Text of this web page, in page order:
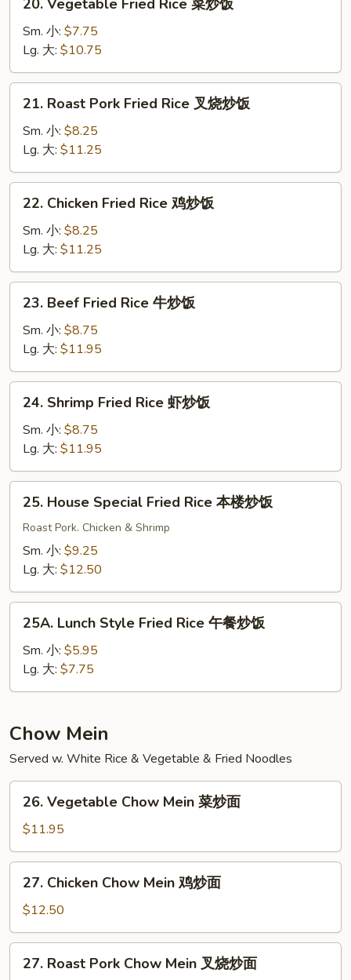
Vegetable
Fried
Rice
菜
炒
20. Vegetable Fried Rice 菜炒饭
Sm. 小: $7.75
Lg. 大: $10.75
Roast
Pork
Fried
Rice
叉
21. Roast Pork Fried Rice 叉烧炒饭
Sm. 小: $8.25
Lg. 大: $11.25
Chicken
Fried
Rice
鸡
炒
22. Chicken Fried Rice 鸡炒饭
Sm. 小: $8.25
Lg. 大: $11.25
Beef
Fried
Rice
牛
炒
23. Beef Fried Rice 牛炒饭
Sm. 小: $8.75
Lg. 大: $11.95
Shrimp
Fried
Rice
虾
炒
24. Shrimp Fried Rice 虾炒饭
Sm. 小: $8.75
Lg. 大: $11.95
House
Special
Fried
Rice
楼
25. House Special Fried Rice 本楼炒饭
Roast Pork. Chicken & Shrimp
Sm. 小: $9.25
Lg. 大: $12.50
Lunch
Style
Fried
Rice
餐
炒
饭
25A. Lunch Style Fried Rice 午餐炒饭
Sm. 小: $5.95
Lg. 大: $7.75
Chow Mein
Served w. White Rice & Vegetable & Fried Noodles
Vegetable
Chow
Mein
菜
26. Vegetable Chow Mein 菜炒面
$11.95
Chicken
Chow
Mein
鸡
27. Chicken Chow Mein 鸡炒面
$12.50
Roast
27. Roast Pork Chow Mein 叉烧炒面